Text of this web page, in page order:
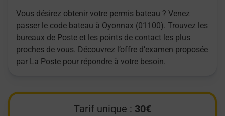
Vous désirez obtenir votre permis bateau ? Venez
passer le code bateau à Oyonnax (01100). Trouvez les
bureaux de Poste et les points de contact les plus
proches de vous. Découvrez l’offre d’examen proposée
par La Poste pour répondre à votre besoin.
Tarif unique : 30€